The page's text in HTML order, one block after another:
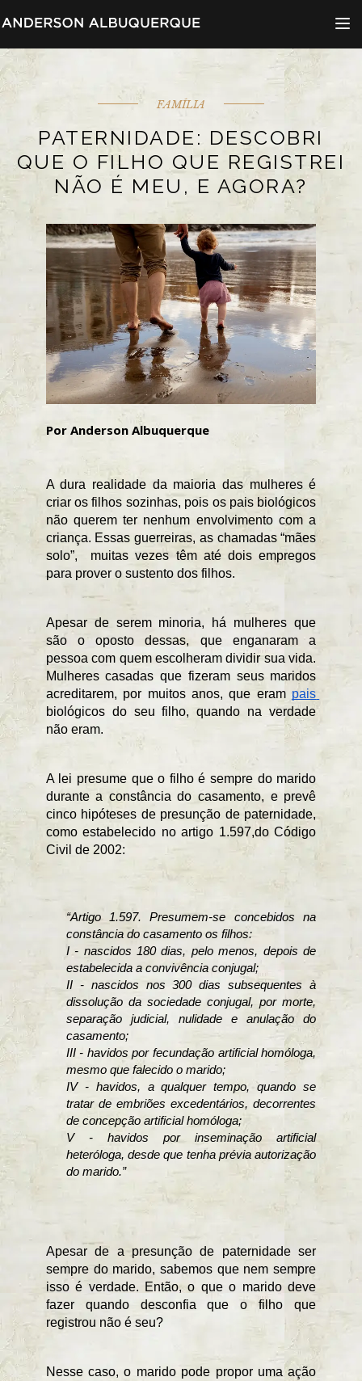
Menu
FAMÍLIA
PATERNIDADE: DESCOBRI
QUE O FILHO QUE REGISTREI
NÃO É MEU, E AGORA?
Por Anderson Albuquerque
A dura realidade da maioria das mulheres é
criar os filhos sozinhas, pois os pais biológicos
não querem ter nenhum envolvimento com a
criança. Essas guerreiras, as chamadas “mães
solo”,  muitas vezes têm até dois empregos
para prover o sustento dos filhos.
Apesar de serem minoria, há mulheres que
são o oposto dessas, que enganaram a
pessoa com quem escolheram dividir sua vida.
Mulheres casadas que fizeram seus maridos
acreditarem, por muitos anos, que eram
biológicos do seu filho, quando na verdade
não eram.
A lei presume que o filho é sempre do marido
durante a constância do casamento, e prevê
cinco hipóteses de presunção de paternidade,
como estabelecido no artigo 1.597,do Código
Civil de 2002:
“Artigo 1.597. Presumem-se concebidos na
constância do casamento os filhos:
I - nascidos 180 dias, pelo menos, depois de
estabelecida a convivência conjugal;
II - nascidos nos 300 dias subsequentes à
dissolução da sociedade conjugal, por morte,
separação judicial, nulidade e anulação do
casamento;
III - havidos por fecundação artificial homóloga,
mesmo que falecido o marido;
IV - havidos, a qualquer tempo, quando se
tratar de embriões excedentários, decorrentes
de concepção artificial homóloga;
V - havidos por inseminação artificial
heteróloga, desde que tenha prévia autorização
do marido.”
Apesar de a presunção de paternidade ser
sempre do marido, sabemos que nem sempre
isso é verdade. Então, o que o marido deve
fazer quando desconfia que o filho que
registrou não é seu?
Nesse caso, o marido pode propor uma ação